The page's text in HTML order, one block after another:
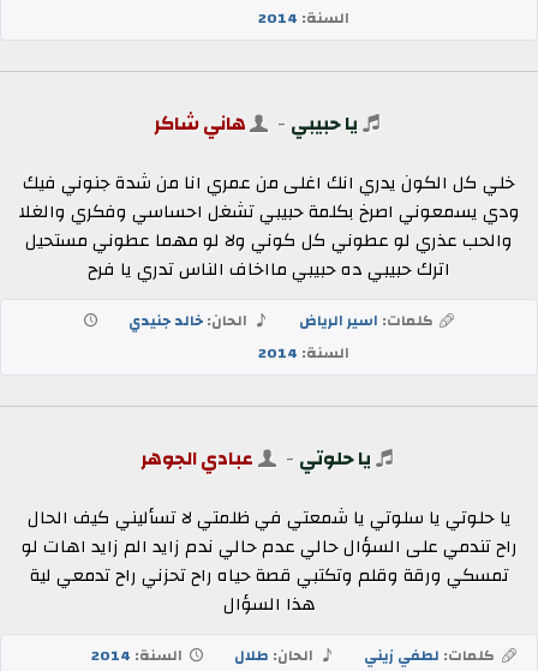
السنة: 2014
يا حبيبي - هاني شاكر
خلي كل الكون يدري انك اغلى من عمري انا من شدة جنوني فيك
ودي يسمعوني اصرخ بكلمة حبيبي تشغل احساسي وفكري والغلا
والحب عذري لو عطوني كل كوني ولا لو مهما عطوني مستحيل
اترك حبيبي ده حبيبي مااخاف الناس تدري يا فرح
كلمات: اسير الرياض الحان:خالد جنيدي
السنة: 2014
يا حلوتي - عبادي الجوهر
يا حلوتي يا سلوتي يا شمعتي في ظلمتي لا تسأليني كيف الحال
راح تندمي على السؤال حالي عدم حالي ندم زايد الم زايد اهات لو
تمسكي ورقة وقلم وتكتبي قصة حياه راح تحزني راح تدمعي لية
هذا السؤال
كلمات: لطفي زيني الحان: طلال السنة: 2014